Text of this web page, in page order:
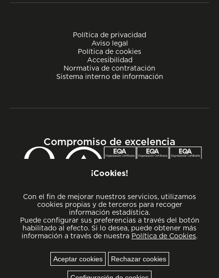
Política de privacidad
Aviso legal
Política de cookies
Accesibilidad
Normativa de contratación
Sistema interno de información
Compromiso de excelencia
¡Cookies!
Con el fin de mejorar nuestros servicios, utilizamos
cookies propias y de terceros para recoger
información estadística.
Puede configurar sus preferencias a través del botón
habilitado al efecto. Si lo desea, puede obtener más
información a través de nuestra Política de Cookies.
Aceptar cookies Rechazar cookies